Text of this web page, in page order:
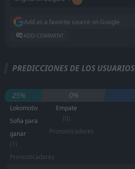
Add as a favorite source on Google
ADD COMMENT
PREDICCIONES DE LOS USUARIOS
25% 0%
Lokomotiv
Sofia para
ganar
(1)
Pronosticadores
Empate
(0)
Pronosticadores